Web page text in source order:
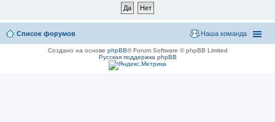
Список форумов Наша команда
Создано на основе phpBB® Forum Software © phpBB Limited
Русская поддержка phpBB